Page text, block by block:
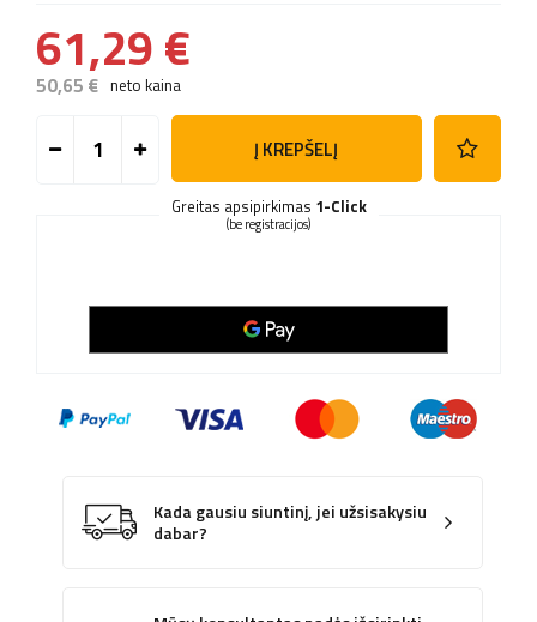
61,29 €
50,65 € neto kaina
Į KREPŠELĮ
Greitas apsipirkimas 1-Click
(be registracijos)
Kada gausiu siuntinį, jei užsisakysiu
dabar?